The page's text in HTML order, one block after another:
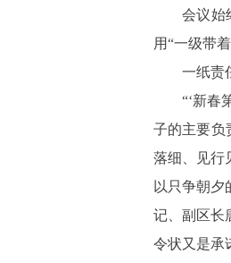
会议始
用“一级带
一纸责
“‘新春
子的主要负
落细、见行
以只争朝夕
记、副区长
令状又是承